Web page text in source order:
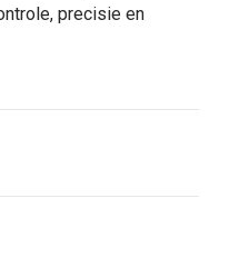
precisie en